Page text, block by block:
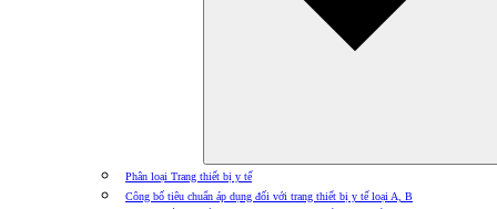
Phân loại Trang thiết bị y tế
Công bố tiêu chuẩn áp dụng đối với trang thiết bị y tế loại A, B